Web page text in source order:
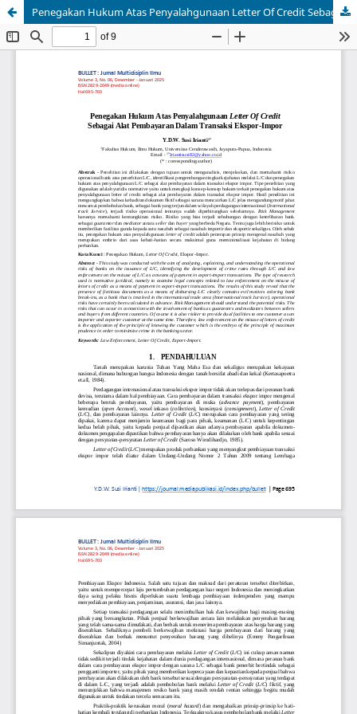
Penegakan Hukum Atas Penyalahgunaan Letter Of Credit Sebagai Alat Pembayaran Dalam Transaksi Ekspor-Impor